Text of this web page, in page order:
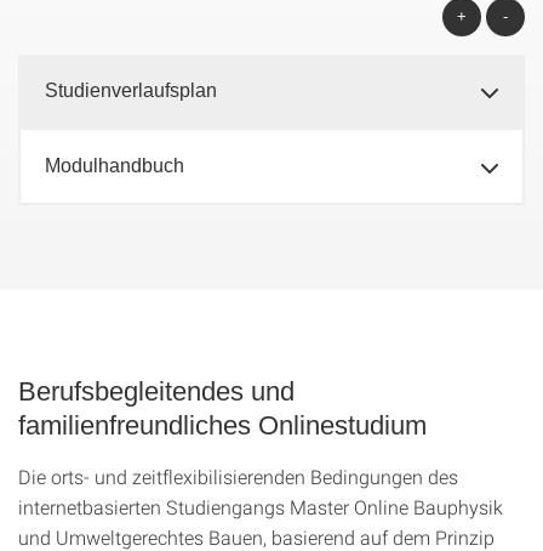
+ -
Studienverlaufsplan
Modulhandbuch
Berufsbegleitendes und
familienfreundliches Onlinestudium
Die orts- und zeitflexibilisierenden Bedingungen des
internetbasierten Studiengangs Master Online Bauphysik
und Umweltgerechtes Bauen, basierend auf dem Prinzip